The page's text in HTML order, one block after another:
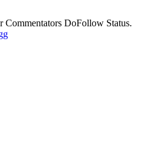
DoFollow Status.